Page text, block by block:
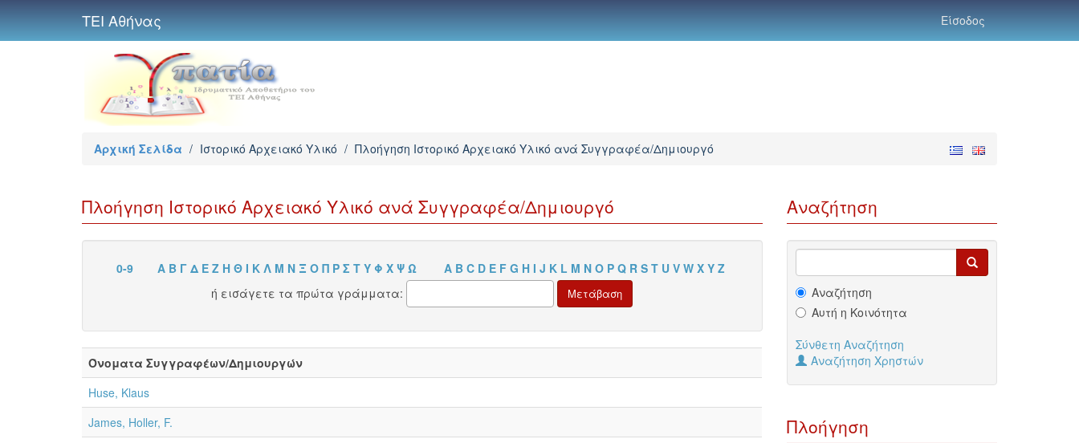
ΤΕΙ Αθήνας Είσοδος
Αρχική Σελίδα / Ιστορικό Αρχειακό Υλικό / Πλοήγηση Ιστορικό Αρχειακό Υλικό ανά Συγγραφέα/Δημιουργό
Πλοήγηση Ιστορικό Αρχειακό Υλικό ανά Συγγραφέα/Δημιουργό
0-9 Α Β Γ Δ Ε Ζ Η Θ Ι Κ Λ Μ Ν Ξ Ο Π Ρ Σ Τ Υ Φ Χ Ψ Ω A B C D E F G H I J K L M N O P Q R S T U V W X Y Z
ή εισάγετε τα πρώτα γράμματα:
Όνοματα Συγγραφέων/Δημιουργών
Huse, Klaus
James, Holler, F.
Αναζήτηση
Αναζήτηση
Αυτή η Κοινότητα
Σύνθετη Αναζήτηση
Αναζήτηση Χρηστών
Πλοήγηση